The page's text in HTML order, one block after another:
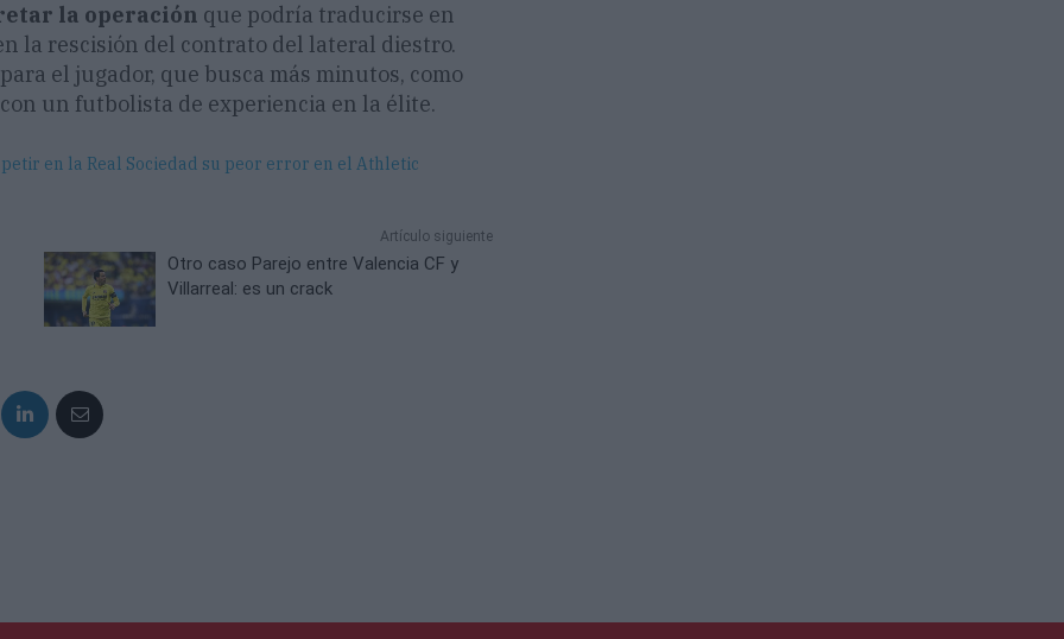
la operación que podría traducirse en
la rescisión del contrato del lateral diestro.
el jugador, que busca más minutos, como
un futbolista de experiencia en la élite.
en la Real Sociedad su peor error en el Athletic
Artículo siguiente
Otro caso Parejo entre Valencia CF y
Villarreal: es un crack